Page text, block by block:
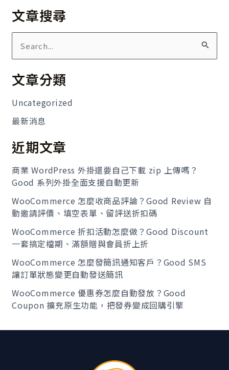
文章搜尋
關
文章分類
Uncategorized
最新消息
近期文章
商業 WordPress 外掛還要自己下載 zip 上傳嗎？
Good 系列外掛全面支援自動更新
WooCommerce 怎麼收商品評論？Good Review 自
動邀請評價、填空表單、留評送折扣碼
WooCommerce 折扣活動怎麼做？Good Discount
一套搞定檔期、滿額贈與會員折上折
WooCommerce 怎麼發簡訊通知客戶？Good SMS
讓訂單狀態變更自動發送簡訊
WooCommerce 優惠券怎麼自動發放？Good
Coupon 擴充原生功能，把發券變成回購引擎